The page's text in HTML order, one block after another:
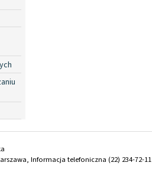
Informacja telefoniczna (22) 234-72-11